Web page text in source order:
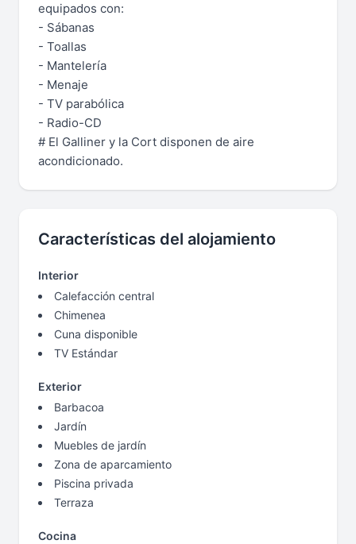
equipados con:
- Sábanas
- Toallas
- Mantelería
- Menaje
- TV parabólica
- Radio-CD
# El Galliner y la Cort disponen de aire
acondicionado.
Características del alojamiento
Interior
Calefacción central
Chimenea
Cuna disponible
TV Estándar
Exterior
Barbacoa
Jardín
Muebles de jardín
Zona de aparcamiento
Piscina privada
Terraza
Cocina